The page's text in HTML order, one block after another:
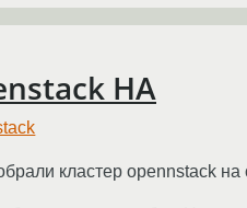
HA
кластер opennstack